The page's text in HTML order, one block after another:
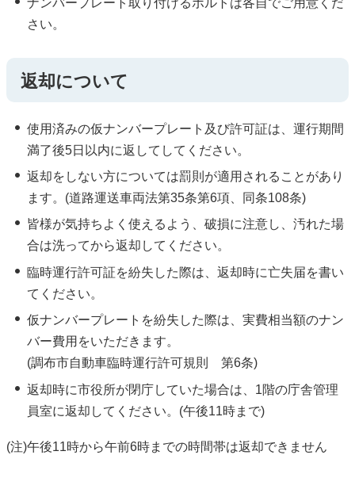
ナンバープレート取り付けるボルトは各自でご用意くだ
さい。
返却について
使用済みの仮ナンバープレート及び許可証は、運行期間
満了後5日以内に返してしてください。
返却をしない方については罰則が適用されることがあり
ます。(道路運送車両法第35条第6項、同条108条)
皆様が気持ちよく使えるよう、破損に注意し、汚れた場
合は洗ってから返却してください。
臨時運行許可証を紛失した際は、返却時に亡失届を書い
てください。
仮ナンバープレートを紛失した際は、実費相当額のナン
バー費用をいただきます。
(調布市自動車臨時運行許可規則 第6条)
返却時に市役所が閉庁していた場合は、1階の庁舎管理
員室に返却してください。(午後11時まで)
(注)午後11時から午前6時までの時間帯は返却できません